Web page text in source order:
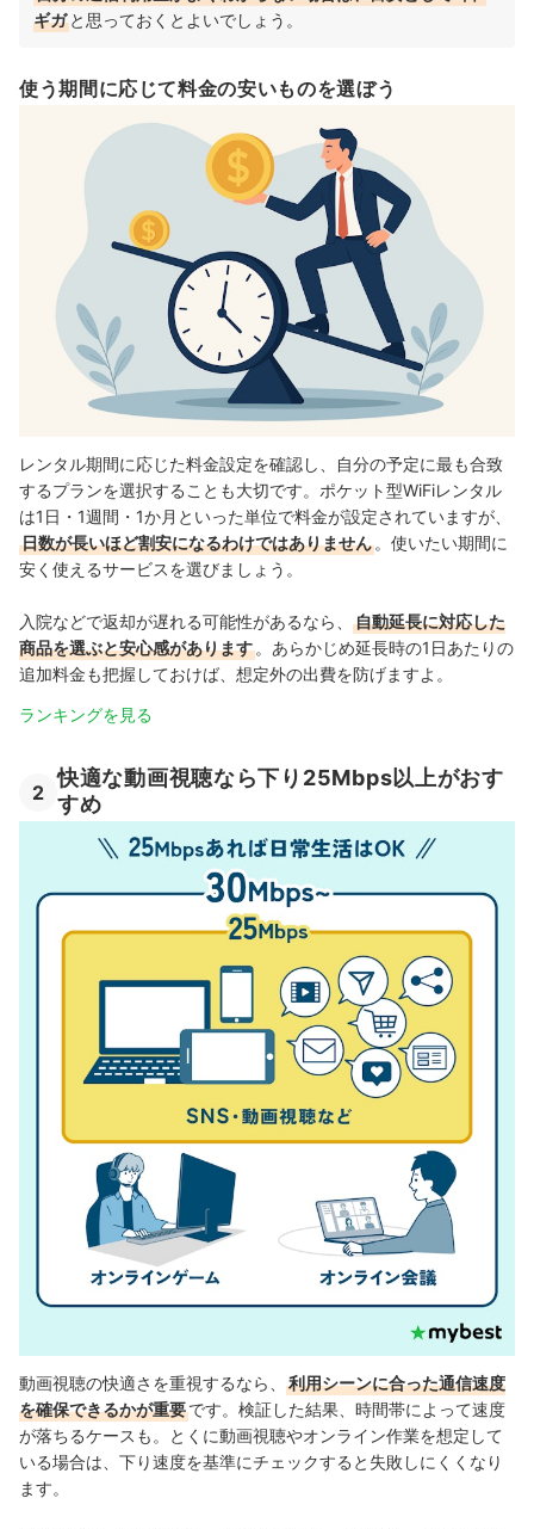
ギガ と思っておくとよいでしょう。
使う期間に応じて料金の安いものを選ぼう
レンタル期間に応じた料金設定を確認し、自分の予定に最も合致
するプランを選択することも大切です。ポケット型WiFiレンタル
は1日・1週間・1か月といった単位で料金が設定されていますが、
日数が長いほど割安になるわけではありません 。使いたい期間に
安く使えるサービスを選びましょう。
入院などで返却が遅れる可能性があるなら、
自動延長に対応した
商品を選ぶと安心感があります 。あらかじめ延長時の1日あたりの
追加料金も把握しておけば、想定外の出費を防げますよ。
ランキングを見る
2
快適な動画視聴なら下り25Mbps以上がおす
すめ
動画視聴の快適さを重視するなら、
利用シーンに合った通信速度
を確保できるかが重要です。検証した結果、時間帯によって速度
が落ちるケースも。とくに動画視聴やオンライン作業を想定して
いる場合は、下り速度を基準にチェックすると失敗しにくくなり
ます。